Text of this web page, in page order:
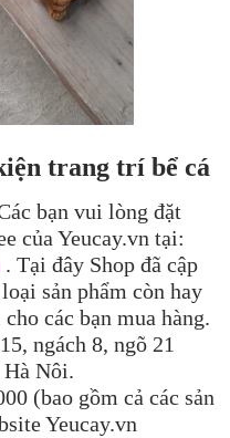
trang trí bể cá
bạn vui lòng đặt
của Yeucay.vn tại:
. Tại đây Shop đã cập
sản phẩm còn hay
các bạn mua hàng.
ngách 8, ngõ 21
Hà Nôi.
(bao gồm cả các sản
Yeucay.vn